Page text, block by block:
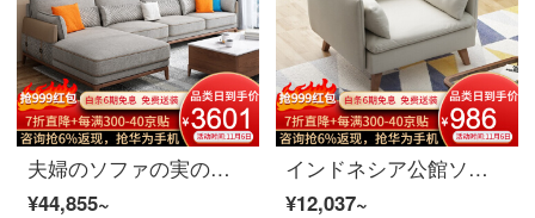
夫婦のソファの実の木のソファ北欧布芸ソファ現代簡単なリビングルームの回転角ソファセット逸品家具2+貴妃の問い合わせサービスのコメントの色
¥44,855~
インドネシア公館ソファ北欧ソファ木布芸ソファセット現代簡単リビングルームのシングルルーム3人のソファ家具、シングルホワイト/ダークグレー（カスタマイズ可能な色）
¥12,037~